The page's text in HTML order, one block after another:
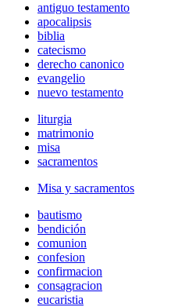
antiguo testamento
apocalipsis
biblia
catecismo
derecho canonico
evangelio
nuevo testamento
liturgia
matrimonio
misa
sacramentos
Misa y sacramentos
bautismo
bendición
comunion
confesion
confirmacion
consagracion
eucaristia